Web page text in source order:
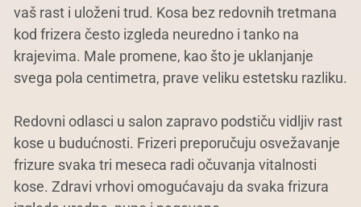
vaš rast i uloženi trud. Kosa bez redovnih tretmana
kod frizera često izgleda neuredno i tanko na
krajevima. Male promene, kao što je uklanjanje
svega pola centimetra, prave veliku estetsku razliku.
Redovni odlasci u salon zapravo podstiču vidljiv rast
kose u budućnosti. Frizeri preporučuju osvežavanje
frizure svaka tri meseca radi očuvanja vitalnosti
kose. Zdravi vrhovi omogućavaju da svaka frizura